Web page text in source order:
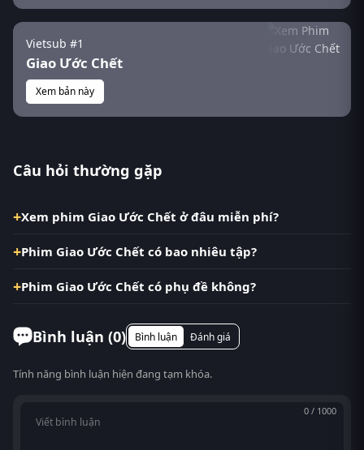
Vietsub #1
Giao Ước Chết
Xem bản này
Câu hỏi thường gặp
Xem phim Giao Ước Chết ở đâu miễn phí?
Phim Giao Ước Chết có bao nhiêu tập?
Phim Giao Ước Chết có phụ đề không?
Bình luận (0) Bình luận Đánh giá
Tính năng bình luận hiện đang tạm khóa.
0 / 1000